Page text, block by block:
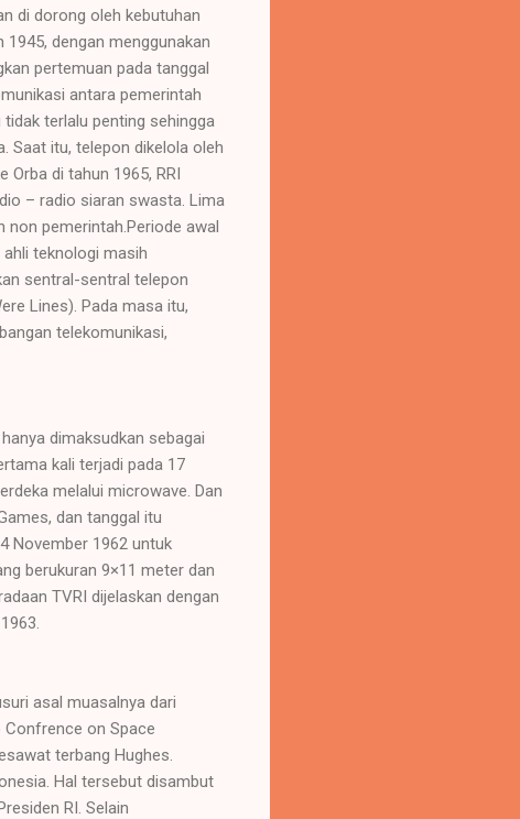
di dorong oleh kebutuhan
dengan menggunakan
pertemuan pada tanggal
antara pemerintah
terlalu penting sehingga
Saat itu, telepon dikelola oleh
Orba di tahun 1965, RRI
– radio siaran swasta. Lima
non pemerintah.Periode awal
teknologi masih
sentral-sentral telepon
Lines). Pada masa itu,
telekomunikasi,
dimaksudkan sebagai
kali terjadi pada 17
melalui microwave. Dan
dan tanggal itu
November 1962 untuk
berukuran 9×11 meter dan
TVRI dijelaskan dengan
asal muasalnya dari
Confrence on Space
terbang Hughes.
Hal tersebut disambut
RI. Selain